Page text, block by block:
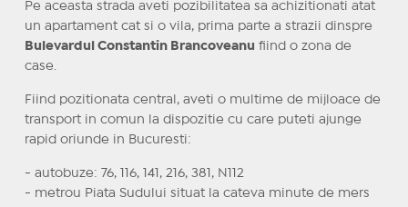
Pe aceasta strada aveti pozibilitatea sa achizitionati atat
un apartament cat si o vila, prima parte a strazii dinspre
Bulevardul Constantin Brancoveanu fiind o zona de
case.
Fiind pozitionata central, aveti o multime de mijloace de
transport in comun la dispozitie cu care puteti ajunge
rapid oriunde in Bucuresti:
- autobuze: 76, 116, 141, 216, 381, N112
- metrou Piata Sudului situat la cateva minute de mers